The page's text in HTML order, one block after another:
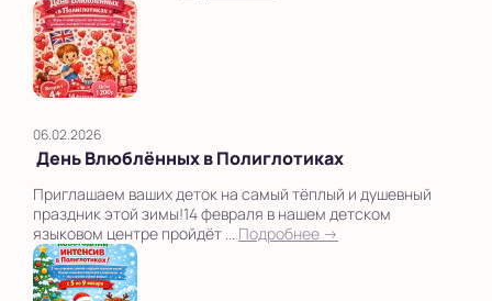
06.02.2026
День Влюблённых в Полиглотиках
Приглашаем ваших деток на самый тёплый и душевный
праздник этой зимы!14 февраля в нашем детском
языковом центре пройдёт ... Подробнее →